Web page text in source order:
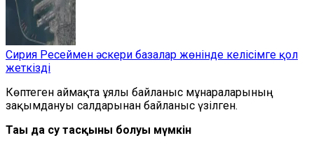
Сирия Ресеймен әскери базалар жөнінде келісімге қол
жеткізді
Көптеген аймақта ұялы байланыс мұнараларының
зақымдануы салдарынан байланыс үзілген.
Тағы да су тасқыны болуы мүмкін